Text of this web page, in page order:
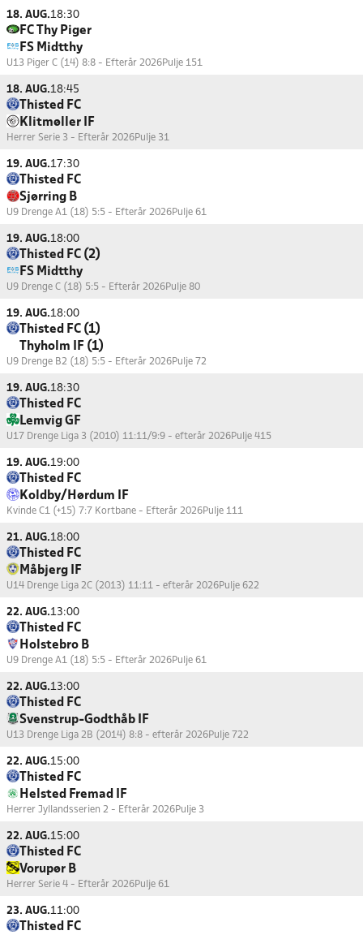
18. AUG.18:30
FC Thy Piger
FS Midtthy
U13 Piger C (14) 8:8 - Efterår 2026Pulje 151
18. AUG.18:45
Thisted FC
Klitmøller IF
Herrer Serie 3 - Efterår 2026Pulje 31
19. AUG.17:30
Thisted FC
Sjørring B
U9 Drenge A1 (18) 5:5 - Efterår 2026Pulje 61
19. AUG.18:00
Thisted FC (2)
FS Midtthy
U9 Drenge C (18) 5:5 - Efterår 2026Pulje 80
19. AUG.18:00
Thisted FC (1)
Thyholm IF (1)
U9 Drenge B2 (18) 5:5 - Efterår 2026Pulje 72
19. AUG.18:30
Thisted FC
Lemvig GF
U17 Drenge Liga 3 (2010) 11:11/9:9 - efterår 2026Pulje 415
19. AUG.19:00
Thisted FC
Koldby/Hørdum IF
Kvinde C1 (+15) 7:7 Kortbane - Efterår 2026Pulje 111
21. AUG.18:00
Thisted FC
Måbjerg IF
U14 Drenge Liga 2C (2013) 11:11 - efterår 2026Pulje 622
22. AUG.13:00
Thisted FC
Holstebro B
U9 Drenge A1 (18) 5:5 - Efterår 2026Pulje 61
22. AUG.13:00
Thisted FC
Svenstrup-Godthåb IF
U13 Drenge Liga 2B (2014) 8:8 - efterår 2026Pulje 722
22. AUG.15:00
Thisted FC
Helsted Fremad IF
Herrer Jyllandsserien 2 - Efterår 2026Pulje 3
22. AUG.15:00
Thisted FC
Vorupør B
Herrer Serie 4 - Efterår 2026Pulje 61
23. AUG.11:00
Thisted FC